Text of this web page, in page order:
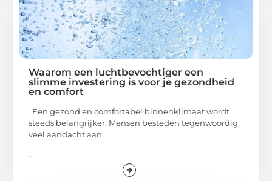
Waarom een luchtbevochtiger een
slimme investering is voor je gezondheid
en comfort
Een gezond en comfortabel binnenklimaat wordt
steeds belangrijker. Mensen besteden tegenwoordig
veel aandacht aan
...